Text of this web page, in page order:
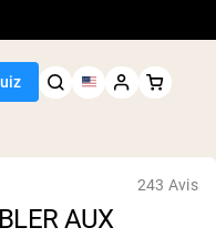
243 Avis
AUX